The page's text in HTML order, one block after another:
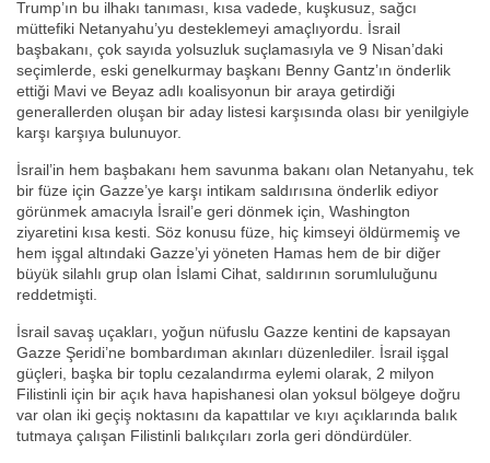
Trump’ın bu ilhakı tanıması, kısa vadede, kuşkusuz, sağcı
müttefiki Netanyahu’yu desteklemeyi amaçlıyordu. İsrail
başbakanı, çok sayıda yolsuzluk suçlamasıyla ve 9 Nisan’daki
seçimlerde, eski genelkurmay başkanı Benny Gantz’ın önderlik
ettiği Mavi ve Beyaz adlı koalisyonun bir araya getirdiği
generallerden oluşan bir aday listesi karşısında olası bir yenilgiyle
karşı karşıya bulunuyor.
İsrail’in hem başbakanı hem savunma bakanı olan Netanyahu, tek
bir füze için Gazze’ye karşı intikam saldırısına önderlik ediyor
görünmek amacıyla İsrail’e geri dönmek için, Washington
ziyaretini kısa kesti. Söz konusu füze, hiç kimseyi öldürmemiş ve
hem işgal altındaki Gazze’yi yöneten Hamas hem de bir diğer
büyük silahlı grup olan İslami Cihat, saldırının sorumluluğunu
reddetmişti.
İsrail savaş uçakları, yoğun nüfuslu Gazze kentini de kapsayan
Gazze Şeridi’ne bombardıman akınları düzenlediler. İsrail işgal
güçleri, başka bir toplu cezalandırma eylemi olarak, 2 milyon
Filistinli için bir açık hava hapishanesi olan yoksul bölgeye doğru
var olan iki geçiş noktasını da kapattılar ve kıyı açıklarında balık
tutmaya çalışan Filistinli balıkçıları zorla geri döndürdüler.